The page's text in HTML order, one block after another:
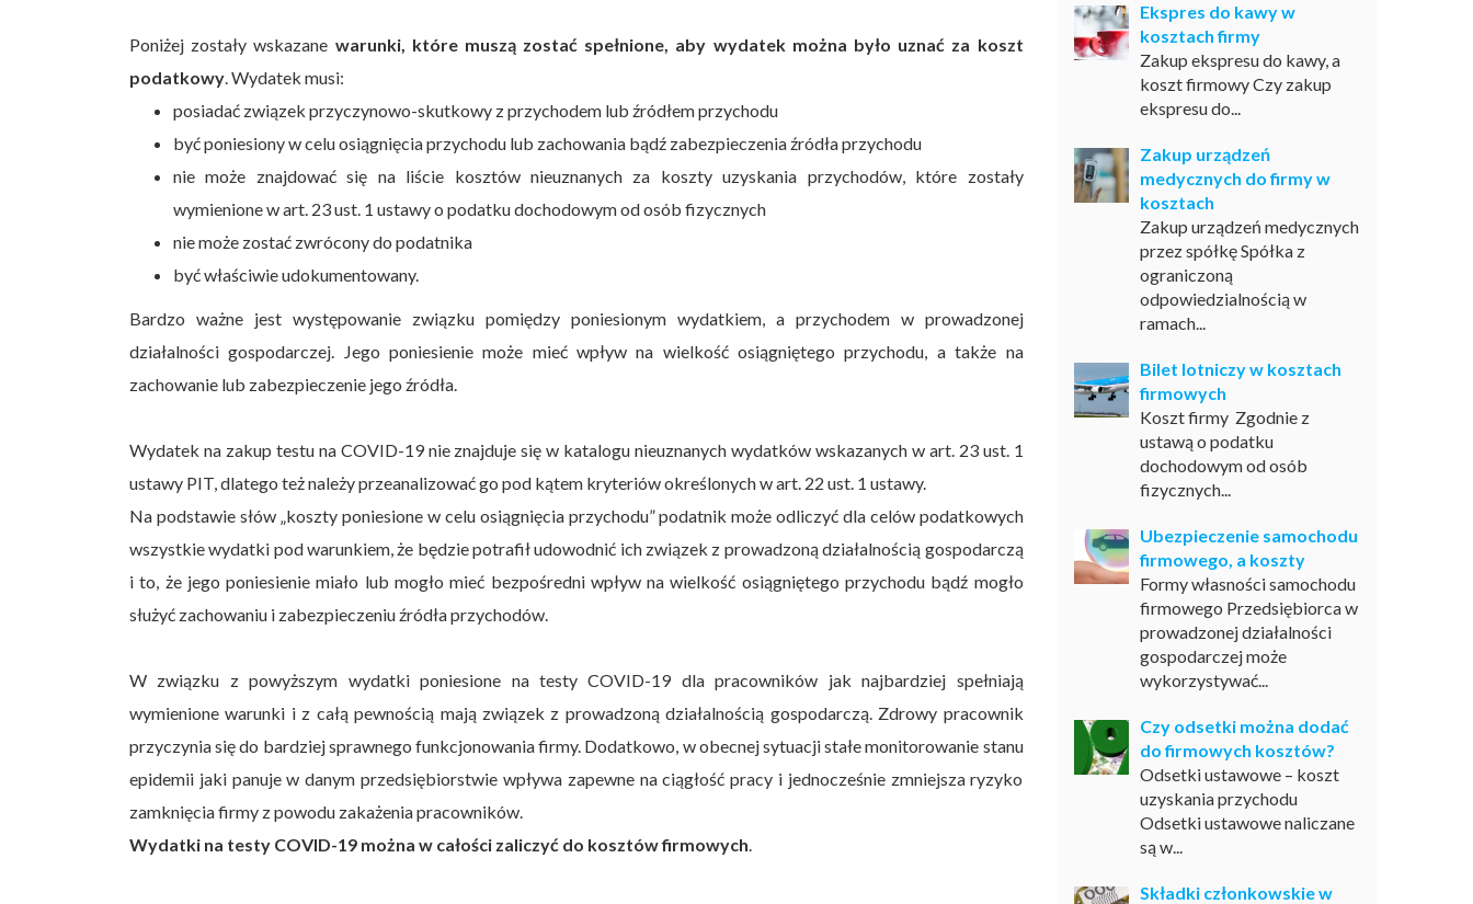
Poniżej zostały wskazane warunki, które muszą zostać spełnione, aby wydatek można było uznać za koszt
podatkowy. Wydatek musi:
posiadać związek przyczynowo-skutkowy z przychodem lub źródłem przychodu
być poniesiony w celu osiągnięcia przychodu lub zachowania bądź zabezpieczenia źródła przychodu
nie może znajdować się na liście kosztów nieuznanych za koszty uzyskania przychodów, które zostały
wymienione w art. 23 ust. 1 ustawy o podatku dochodowym od osób fizycznych
nie może zostać zwrócony do podatnika
być właściwie udokumentowany.
Bardzo ważne jest występowanie związku pomiędzy poniesionym wydatkiem, a przychodem w prowadzonej
działalności gospodarczej. Jego poniesienie może mieć wpływ na wielkość osiągniętego przychodu, a także na
zachowanie lub zabezpieczenie jego źródła.
Wydatek na zakup testu na COVID-19 nie znajduje się w katalogu nieuznanych wydatków wskazanych w art. 23 ust. 1
ustawy PIT, dlatego też należy przeanalizować go pod kątem kryteriów określonych w art. 22 ust. 1 ustawy.
Na podstawie słów „koszty poniesione w celu osiągnięcia przychodu” podatnik może odliczyć dla celów podatkowych
wszystkie wydatki pod warunkiem, że będzie potrafił udowodnić ich związek z prowadzoną działalnością gospodarczą
i to, że jego poniesienie miało lub mogło mieć bezpośredni wpływ na wielkość osiągniętego przychodu bądź mogło
służyć zachowaniu i zabezpieczeniu źródła przychodów.
W związku z powyższym wydatki poniesione na testy COVID-19 dla pracowników jak najbardziej spełniają
wymienione warunki i z całą pewnością mają związek z prowadzoną działalnością gospodarczą. Zdrowy pracownik
przyczynia się do bardziej sprawnego funkcjonowania firmy. Dodatkowo, w obecnej sytuacji stałe monitorowanie stanu
epidemii jaki panuje w danym przedsiębiorstwie wpływa zapewne na ciągłość pracy i jednocześnie zmniejsza ryzyko
zamknięcia firmy z powodu zakażenia pracowników.
Wydatki na testy COVID-19 można w całości zaliczyć do kosztów firmowych.
Ekspres do kawy w
kosztach firmy
Zakup ekspresu do kawy, a
koszt firmowy Czy zakup
ekspresu do...
Zakup urządzeń
medycznych do firmy w
kosztach
Zakup urządzeń medycznych
przez spółkę Spółka z
ograniczoną
odpowiedzialnością w
ramach...
Bilet lotniczy w kosztach
firmowych
Koszt firmy Zgodnie z
ustawą o podatku
dochodowym od osób
fizycznych...
Ubezpieczenie samochodu
firmowego, a koszty
Formy własności samochodu
firmowego Przedsiębiorca w
prowadzonej działalności
gospodarczej może
wykorzystywać...
Czy odsetki można dodać
do firmowych kosztów?
Odsetki ustawowe – koszt
uzyskania przychodu
Odsetki ustawowe naliczane
są w...
Składki członkowskie w